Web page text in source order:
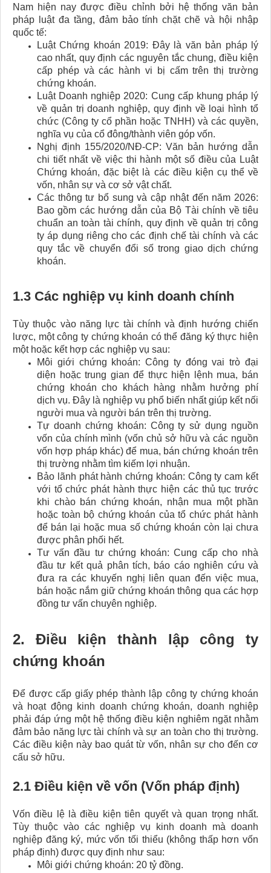
Nam hiện nay được điều chỉnh bởi hệ thống văn bản
pháp luật đa tầng, đảm bảo tính chặt chẽ và hội nhập
quốc tế:
Luật Chứng khoán 2019: Đây là văn bản pháp lý
cao nhất, quy định các nguyên tắc chung, điều kiện
cấp phép và các hành vi bị cấm trên thị trường
chứng khoán.
Luật Doanh nghiệp 2020: Cung cấp khung pháp lý
về quản trị doanh nghiệp, quy định về loại hình tổ
chức (Công ty cổ phần hoặc TNHH) và các quyền,
nghĩa vụ của cổ đông/thành viên góp vốn.
Nghị định 155/2020/NĐ-CP: Văn bản hướng dẫn
chi tiết nhất về việc thi hành một số điều của Luật
Chứng khoán, đặc biệt là các điều kiện cụ thể về
vốn, nhân sự và cơ sở vật chất.
Các thông tư bổ sung và cập nhật đến năm 2026:
Bao gồm các hướng dẫn của Bộ Tài chính về tiêu
chuẩn an toàn tài chính, quy định về quản trị công
ty áp dụng riêng cho các định chế tài chính và các
quy tắc về chuyển đổi số trong giao dịch chứng
khoán.
1.3 Các nghiệp vụ kinh doanh chính
Tùy thuộc vào năng lực tài chính và định hướng chiến
lược, một công ty chứng khoán có thể đăng ký thực hiện
một hoặc kết hợp các nghiệp vụ sau:
Môi giới chứng khoán: Công ty đóng vai trò đại
diện hoặc trung gian để thực hiện lệnh mua, bán
chứng khoán cho khách hàng nhằm hưởng phí
dịch vụ. Đây là nghiệp vụ phổ biến nhất giúp kết nối
người mua và người bán trên thị trường.
Tự doanh chứng khoán: Công ty sử dụng nguồn
vốn của chính mình (vốn chủ sở hữu và các nguồn
vốn hợp pháp khác) để mua, bán chứng khoán trên
thị trường nhằm tìm kiếm lợi nhuận.
Bảo lãnh phát hành chứng khoán: Công ty cam kết
với tổ chức phát hành thực hiện các thủ tục trước
khi chào bán chứng khoán, nhận mua một phần
hoặc toàn bộ chứng khoán của tổ chức phát hành
để bán lại hoặc mua số chứng khoán còn lại chưa
được phân phối hết.
Tư vấn đầu tư chứng khoán: Cung cấp cho nhà
đầu tư kết quả phân tích, báo cáo nghiên cứu và
đưa ra các khuyến nghị liên quan đến việc mua,
bán hoặc nắm giữ chứng khoán thông qua các hợp
đồng tư vấn chuyên nghiệp.
2. Điều kiện thành lập công ty
chứng khoán
Để được cấp giấy phép thành lập công ty chứng khoán​
và hoạt động kinh doanh chứng khoán, doanh nghiệp
phải đáp ứng một hệ thống điều kiện nghiêm ngặt nhằm
đảm bảo năng lực tài chính và sự an toàn cho thị trường.
Các điều kiện này bao quát từ vốn, nhân sự cho đến cơ
cấu sở hữu.
2.1 Điều kiện về vốn (Vốn pháp định)
Vốn điều lệ là điều kiện tiên quyết và quan trọng nhất.
Tùy thuộc vào các nghiệp vụ kinh doanh mà doanh
nghiệp đăng ký, mức vốn tối thiểu (không thấp hơn vốn
pháp định) được quy định như sau:
Môi giới chứng khoán: 20 tỷ đồng.